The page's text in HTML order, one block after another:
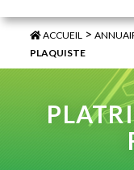
ACCUEIL >
PLAQUISTE